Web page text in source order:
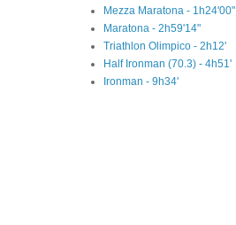
Mezza Maratona - 1h24'00"
Maratona - 2h59'14"
Triathlon Olimpico - 2h12'
Half Ironman (70.3) - 4h51'
Ironman - 9h34'